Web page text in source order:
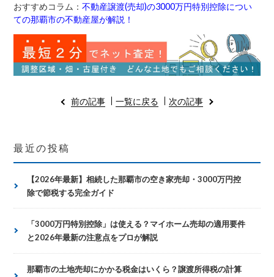
おすすめコラム：不動産譲渡(売却)の3000万円特別控除につい
ての那覇市の不動産屋が解説！
前の記事 一覧に戻る 次の記事
最近の投稿
【2026年最新】相続した那覇市の空き家売却・3000万円控
除で節税する完全ガイド
「3000万円特別控除」は使える？マイホーム売却の適用要件
と2026年最新の注意点をプロが解説
那覇市の土地売却にかかる税金はいくら？譲渡所得税の計算